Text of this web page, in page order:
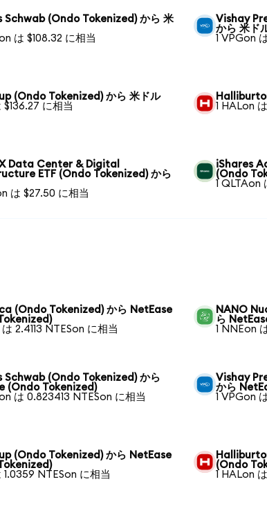
Schwab (Ondo Tokenized) から 米
は $108.32 に相当
Vishay
から 米ド
1 VPGon
(Ondo Tokenized) から 米ドル
$136.27 に相当
1 HALon
Data Center & Digital
ETF (Ondo Tokenized) から
は $27.50 に相当
iShares
(Ondo
1 QLTAon
(Ondo Tokenized) から NetEase
は 2.4113 NTESon に相当
NANO
ら
1 NNEon
Schwab (Ondo Tokenized) から
(Ondo Tokenized)
は 0.823413 NTESon に相当
Vishay
から
1 VPGon
(Ondo Tokenized) から NetEase
1.0359 NTESon に相当
(Ondo
1 HALon